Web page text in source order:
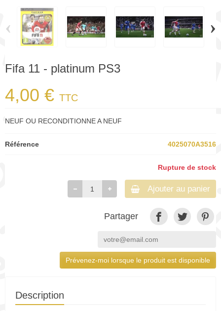
‹ ›
Fifa 11 - platinum PS3
4,00 € TTC
NEUF OU RECONDITIONNE A NEUF
Référence 4025070A3516
Rupture de stock
Ajouter au panier
Partager
Prévenez-moi lorsque le produit est disponible
Description